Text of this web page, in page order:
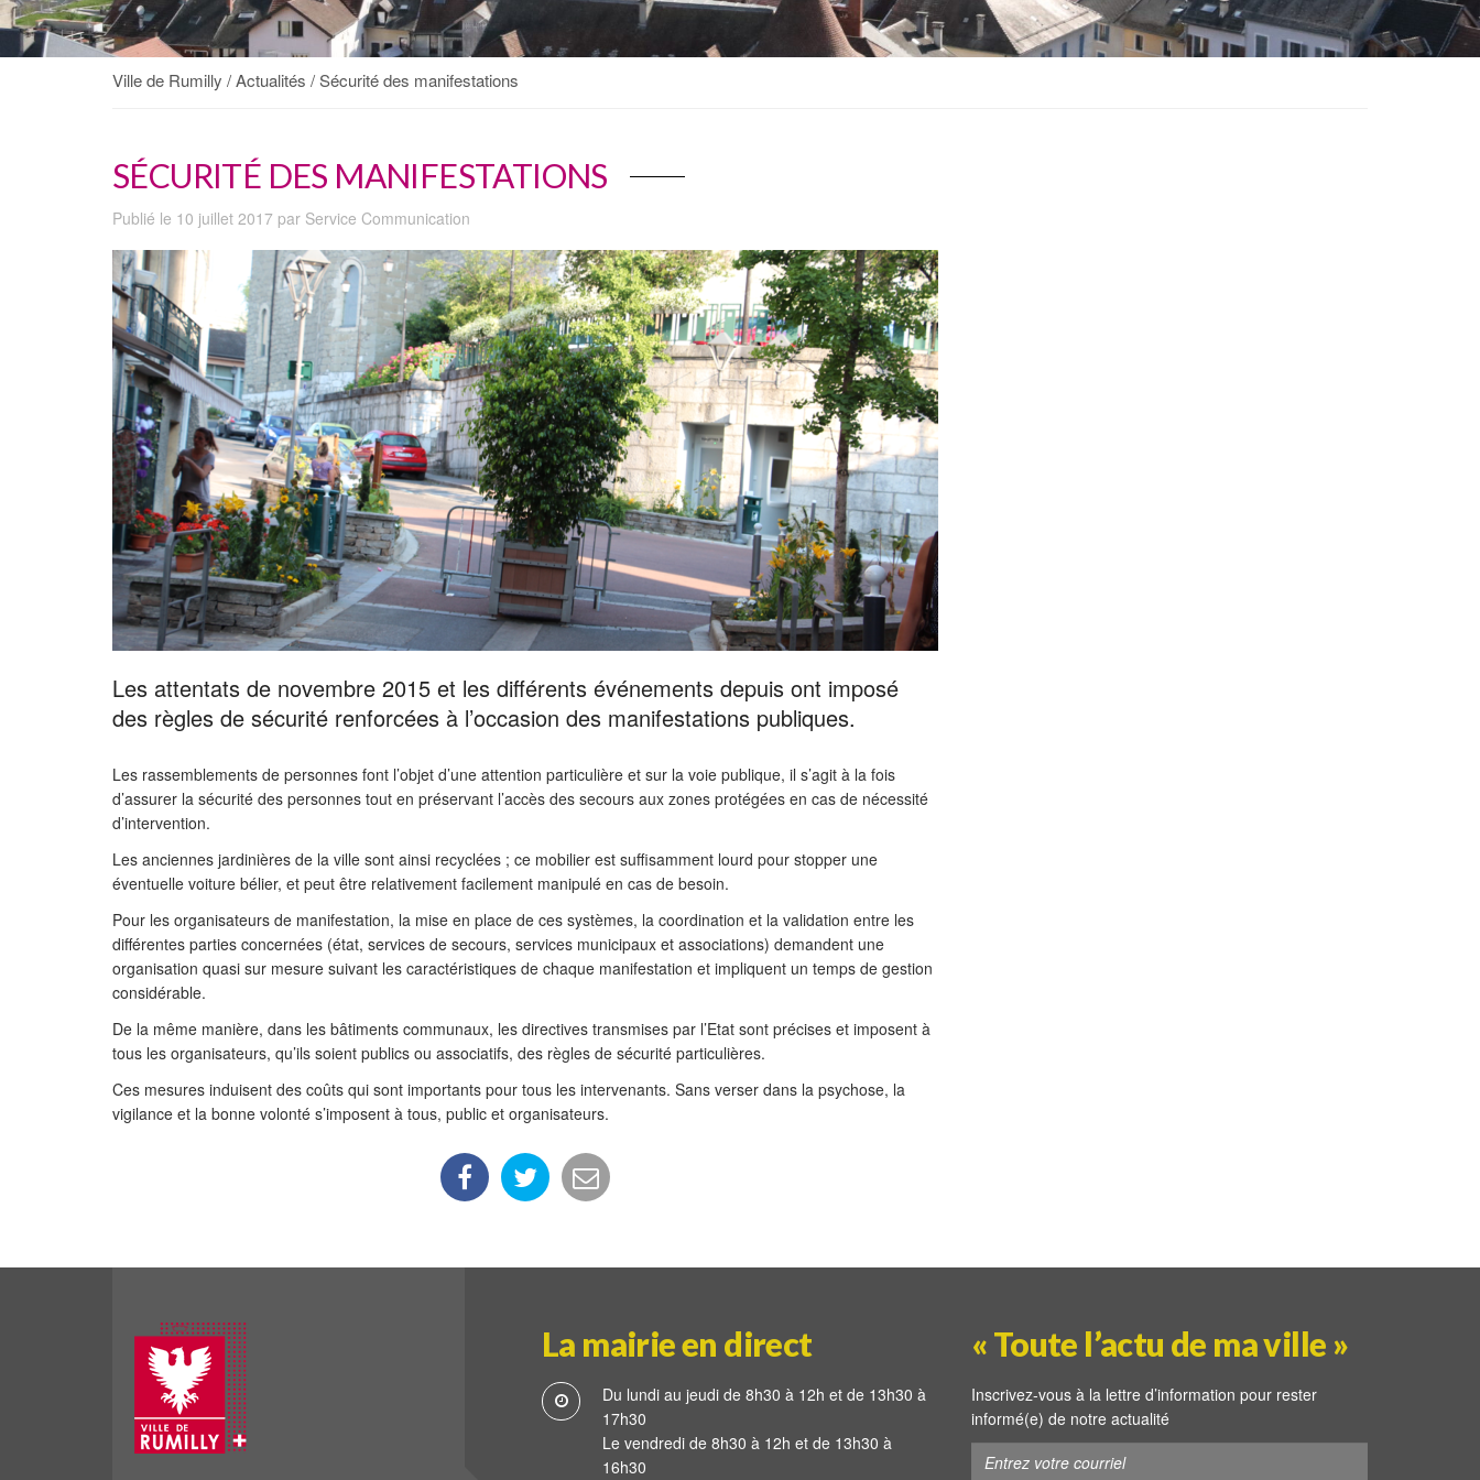
Ville de Rumilly /Actualités /Sécurité des manifestations
SÉCURITÉ DES MANIFESTATIONS
Publié le 10 juillet 2017 par Service Communication
Les attentats de novembre 2015 et les différents événements depuis ont imposé
des règles de sécurité renforcées à l’occasion des manifestations publiques.
Les rassemblements de personnes font l’objet d’une attention particulière et sur la voie publique, il s’agit à la fois
d’assurer la sécurité des personnes tout en préservant l’accès des secours aux zones protégées en cas de nécessité
d’intervention.
Les anciennes jardinières de la ville sont ainsi recyclées ; ce mobilier est suffisamment lourd pour stopper une
éventuelle voiture bélier, et peut être relativement facilement manipulé en cas de besoin.
Pour les organisateurs de manifestation, la mise en place de ces systèmes, la coordination et la validation entre les
différentes parties concernées (état, services de secours, services municipaux et associations) demandent une
organisation quasi sur mesure suivant les caractéristiques de chaque manifestation et impliquent un temps de gestion
considérable.
De la même manière, dans les bâtiments communaux, les directives transmises par l’Etat sont précises et imposent à
tous les organisateurs, qu’ils soient publics ou associatifs, des règles de sécurité particulières.
Ces mesures induisent des coûts qui sont importants pour tous les intervenants. Sans verser dans la psychose, la
vigilance et la bonne volonté s’imposent à tous, public et organisateurs.
La mairie en direct
Du lundi au jeudi de 8h30 à 12h et de 13h30 à
17h30
Le vendredi de 8h30 à 12h et de 13h30 à
16h30
« Toute l’actu de ma ville »
Inscrivez-vous à la lettre d’information pour rester
informé(e) de notre actualité